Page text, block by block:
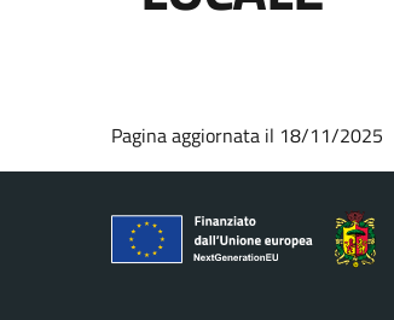
Pagina aggiornata il 18/11/2025